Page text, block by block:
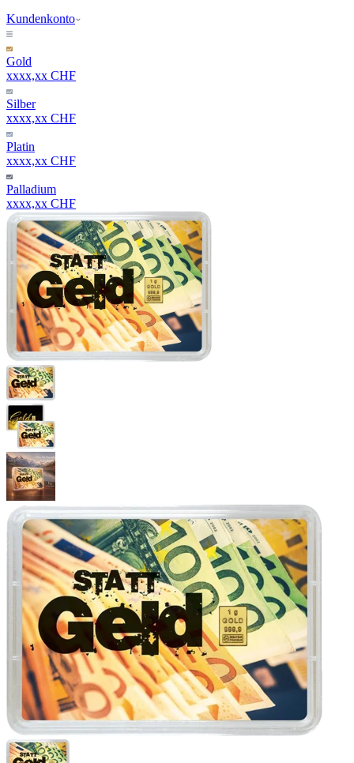
Kundenkonto
Gold
xxxx,xx CHF
Silber
xxxx,xx CHF
Platin
xxxx,xx CHF
Palladium
xxxx,xx CHF